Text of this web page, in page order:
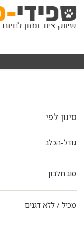
סינון לפי
גודל-הכלב
סוג חלבון
מכיל / ללא דגנים